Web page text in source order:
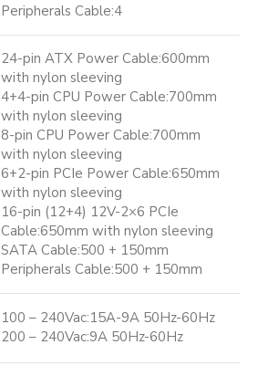
Peripherals Cable:4
24-pin ATX Power Cable:600mm
with nylon sleeving
4+4-pin CPU Power Cable:700mm
with nylon sleeving
8-pin CPU Power Cable:700mm
with nylon sleeving
6+2-pin PCIe Power Cable:650mm
with nylon sleeving
16-pin (12+4) 12V-2×6 PCIe
Cable:650mm with nylon sleeving
SATA Cable:500 + 150mm
Peripherals Cable:500 + 150mm
100 – 240Vac:15A-9A 50Hz-60Hz
200 – 240Vac:9A 50Hz-60Hz